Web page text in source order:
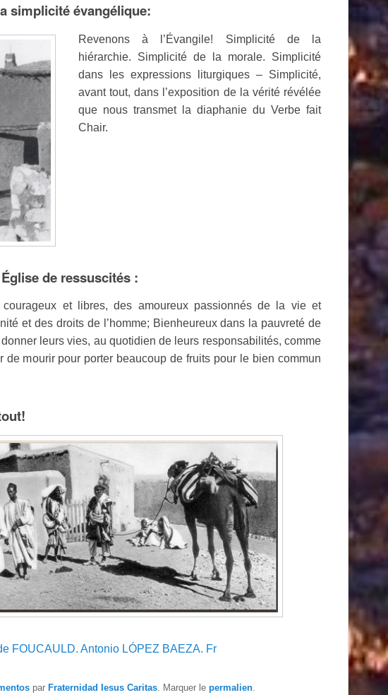
simplicité évangélique:
Revenons à l’Évangile! Simplicité de la
hiérarchie. Simplicité de la morale. Simplicité
dans les expressions liturgiques – Simplicité,
avant tout, dans l’exposition de la vérité révélée
que nous transmet la diaphanie du Verbe fait
Chair.
de ressuscités :
et libres, des amoureux passionnés de la vie et
et des droits de l’homme; Bienheureux dans la pauvreté de
leurs vies, au quotidien de leurs responsabilités, comme
de mourir pour porter beaucoup de fruits pour le bien commun
FOUCAULD. Antonio LÓPEZ BAEZA. Fr
par Fraternidad Iesus Caritas. Marquer le permalien.